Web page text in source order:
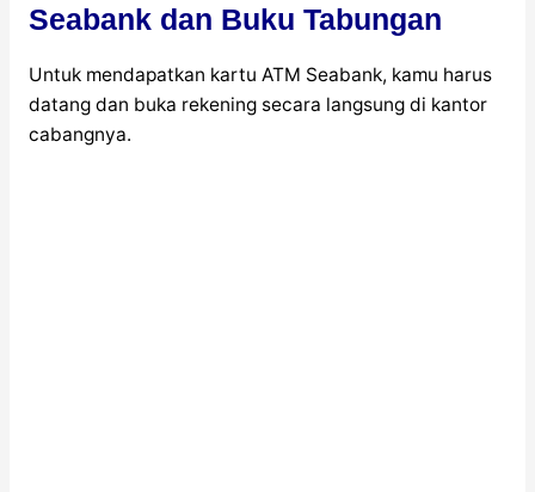
Seabank dan Buku Tabungan
Untuk mendapatkan kartu ATM Seabank, kamu harus
datang dan buka rekening secara langsung di kantor
cabangnya.